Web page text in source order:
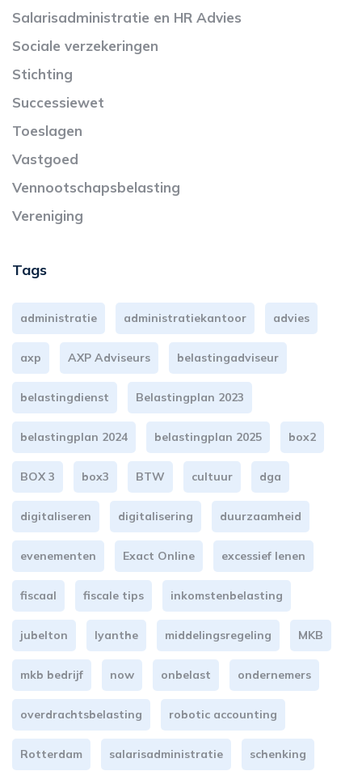
Salarisadministratie en HR Advies
Sociale verzekeringen
Stichting
Successiewet
Toeslagen
Vastgoed
Vennootschapsbelasting
Vereniging
Tags
administratie administratiekantoor advies
axp AXP Adviseurs belastingadviseur
belastingdienst Belastingplan 2023
belastingplan 2024 belastingplan 2025 box2
BOX 3 box3 BTW cultuur dga
digitaliseren digitalisering duurzaamheid
evenementen Exact Online excessief lenen
fiscaal fiscale tips inkomstenbelasting
jubelton lyanthe middelingsregeling MKB
mkb bedrijf now onbelast ondernemers
overdrachtsbelasting robotic accounting
Rotterdam salarisadministratie schenking